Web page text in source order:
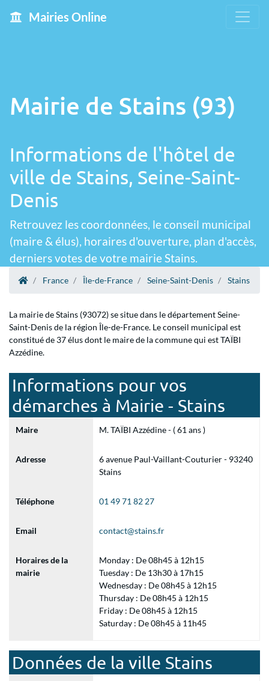
Mairies Online
Mairie de Stains (93)
Informations de l'hôtel de
ville de Stains, Seine-Saint-
Denis
Retrouvez les coordonnées, le conseil municipal
(maire & élus), horaires d'ouverture, plan d'accès,
derniers votes de votre mairie Stains.
France Île-de-France Seine-Saint-Denis Stains
La mairie de Stains (93072) se situe dans le département Seine-
Saint-Denis de la région Île-de-France. Le conseil municipal est
constitué de 37 élus dont le maire de la commune qui est TAÏBI
Azzédine.
Informations pour vos
démarches à Mairie - Stains
Maire M. TAÏBI Azzédine - ( 61 ans )
Adresse
6 avenue Paul-Vaillant-Couturier - 93240
Stains
Téléphone 01 49 71 82 27
Email contact@stains.fr
Horaires de la
mairie
Monday : De 08h45 à 12h15
Tuesday : De 13h30 à 17h15
Wednesday : De 08h45 à 12h15
Thursday : De 08h45 à 12h15
Friday : De 08h45 à 12h15
Saturday : De 08h45 à 11h45
Données de la ville Stains